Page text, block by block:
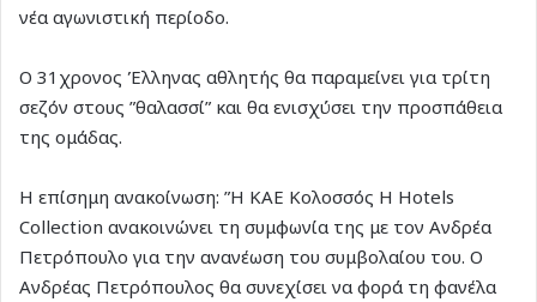
νέα αγωνιστική περίοδο.
Ο 31χρονος Έλληνας αθλητής θα παραμείνει για τρίτη
σεζόν στους ”θαλασσί” και θα ενισχύσει την προσπάθεια
της ομάδας.
Η επίσημη ανακοίνωση: ”Η ΚΑΕ Κολοσσός H Hotels
Collection ανακοινώνει τη συμφωνία της με τον Ανδρέα
Πετρόπουλο για την ανανέωση του συμβολαίου του. Ο
Ανδρέας Πετρόπουλος θα συνεχίσει να φορά τη φανέλα